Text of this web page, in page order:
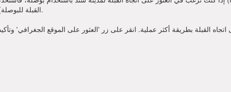
القبلة للبوصلة). الآن يمكنك أن تصلي في الاتجاه الذي تظهره زاوية القبلة.
القبلة بطريقة أكثر عملية. انقر على زر 'العثور على الموقع الجغرافي'